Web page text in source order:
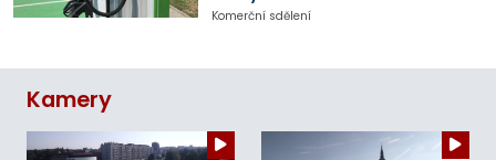
Komerční sdělení
Kamery